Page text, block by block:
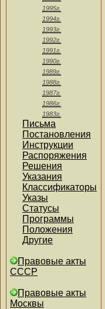
1995г.
1994г.
1993г.
1992г.
1991г.
1990г.
1989г.
1988г.
1987г.
1986г.
1983г.
Письма
Постановления
Инструкции
Распоряжения
Решения
Указания
Классификаторы
Указы
Статусы
Программы
Положения
Другие
Правовые акты
СССР
Правовые акты
Москвы